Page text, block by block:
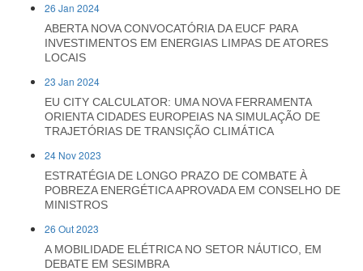
26 Jan 2024
ABERTA NOVA CONVOCATÓRIA DA EUCF PARA
INVESTIMENTOS EM ENERGIAS LIMPAS DE ATORES
LOCAIS
23 Jan 2024
EU CITY CALCULATOR: UMA NOVA FERRAMENTA
ORIENTA CIDADES EUROPEIAS NA SIMULAÇÃO DE
TRAJETÓRIAS DE TRANSIÇÃO CLIMÁTICA
24 Nov 2023
ESTRATÉGIA DE LONGO PRAZO DE COMBATE À
POBREZA ENERGÉTICA APROVADA EM CONSELHO DE
MINISTROS
26 Out 2023
A MOBILIDADE ELÉTRICA NO SETOR NÁUTICO, EM
DEBATE EM SESIMBRA